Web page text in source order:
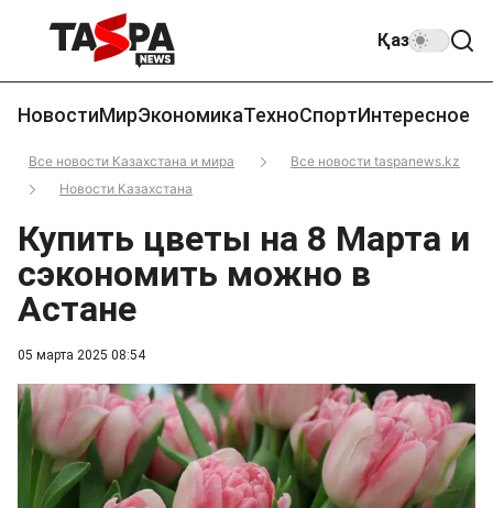
Қаз
НовостиМирЭкономикаТехноСпортИнтересное
Все новости Казахстана и мира
Все новости taspanews.kz
Новости Казахстана
05 марта 2025 08:54
Купить цветы на 8 Марта и
сэкономить можно в
Астане